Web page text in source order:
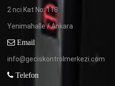
2 nci Kat No: 118
Yenimahalle / Ankara
Email
info@geciskontrolmerkezi.com
Telefon